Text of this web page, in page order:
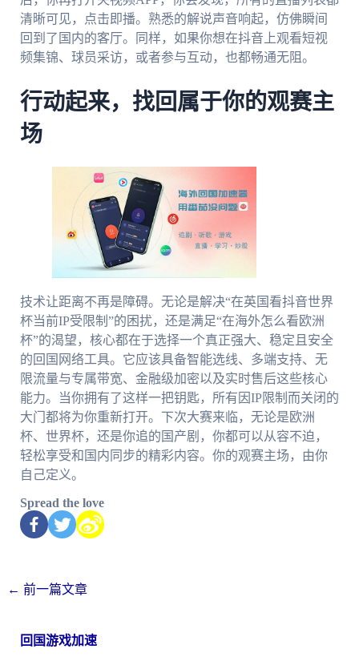
清晰可见，点击即播。熟悉的解说声音响起，仿佛瞬间
回到了国内的客厅。同样，如果你想在抖音上观看短视
频集锦、球员采访，或者参与互动，也都畅通无阻。
行动起来，找回属于你的观赛主
场
技术让距离不再是障碍。无论是解决“在英国看抖音世界
杯当前IP受限制”的困扰，还是满足“在海外怎么看欧洲
杯”的渴望，核心都在于选择一个真正强大、稳定且安全
的回国网络工具。它应该具备智能选线、多端支持、无
限流量与专属带宽、金融级加密以及实时售后这些核心
能力。当你拥有了这样一把钥匙，所有因IP限制而关闭的
大门都将为你重新打开。下次大赛来临，无论是欧洲
杯、世界杯，还是你追的国产剧，你都可以从容不迫，
轻松享受和国内同步的精彩内容。你的观赛主场，由你
自己定义。
Spread the love
← 前一篇文章
回国游戏加速